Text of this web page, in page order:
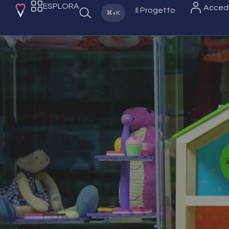
ESPLORA
⌘+K Il Progetto